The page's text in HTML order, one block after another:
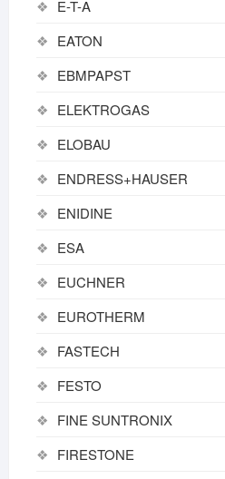
E-T-A
EATON
EBMPAPST
ELEKTROGAS
ELOBAU
ENDRESS+HAUSER
ENIDINE
ESA
EUCHNER
EUROTHERM
FASTECH
FESTO
FINE SUNTRONIX
FIRESTONE